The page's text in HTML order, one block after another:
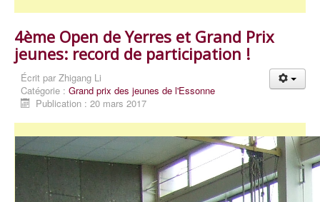
4ème Open de Yerres et Grand Prix
jeunes: record de participation !
Écrit par Zhigang Li
Catégorie : Grand prix des jeunes de l'Essonne
Publication : 20 mars 2017